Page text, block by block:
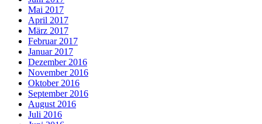
Mai 2017
April 2017
März 2017
Februar 2017
Januar 2017
Dezember 2016
November 2016
Oktober 2016
September 2016
August 2016
Juli 2016